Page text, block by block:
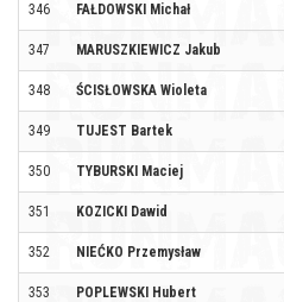
346 FAŁDOWSKI Michał
347 MARUSZKIEWICZ Jakub
348 ŚCISŁOWSKA Wioleta
349 TUJEST Bartek
350 TYBURSKI Maciej
351 KOZICKI Dawid
352 NIEĆKO Przemysław
353 POPLEWSKI Hubert